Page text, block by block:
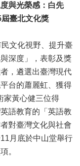
與光榮感：白先
屆臺北文化獎
文化視野、提升臺
深度」，表彰及獎
，遴選出臺灣現代
台的蕭麗虹、獲得
家黃心健三位得
語教育的「英語教
對臺灣文化與社會
月底於中山堂舉行
。